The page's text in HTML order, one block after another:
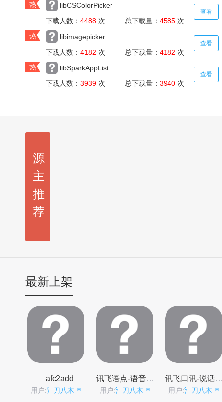
热
libCSColorPicker
下载人数： 4488 次 总下载量： 4585 次
查看
热
libimagepicker
下载人数： 4182 次 总下载量： 4182 次
查看
热
libSparkAppList
下载人数： 3939 次 总下载量： 3940 次
查看
源
主
推
荐
最新上架
afc2add
用户:氵刀八木™
讯飞语点-语音助手
用户:氵刀八木™
讯飞口讯-说话
用户:氵刀八木™